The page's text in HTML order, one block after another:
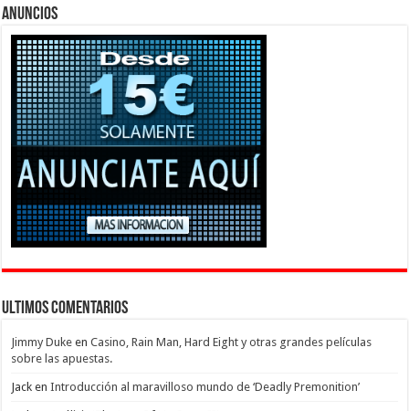
Anuncios
Ultimos Comentarios
Jimmy Duke enCasino, Rain Man, Hard Eight y otras grandes películas
sobre las apuestas.
Jack enIntroducción al maravilloso mundo de ‘Deadly Premonition’